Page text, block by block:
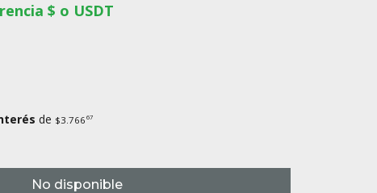
$ o USDT
de $3.766 67
No disponible